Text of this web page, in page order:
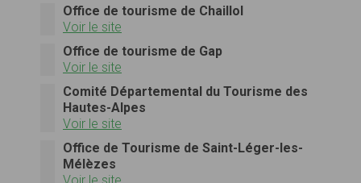
Office de tourisme de Chaillol
Voir le site
Office de tourisme de Gap
Voir le site
Comité Départemental du Tourisme des
Hautes-Alpes
Voir le site
Office de Tourisme de Saint-Léger-les-
Mélèzes